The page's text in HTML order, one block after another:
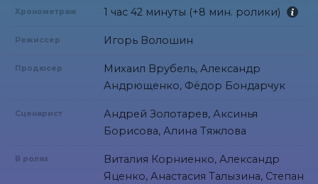
Хронометраж 1 час 42 минуты (+8 мин. ролики)
Режиссер Игорь Волошин
Продюсер
Михаил Врубель, Александр
Андрющенко, Фёдор Бондарчук
Сценарист
Андрей Золотарев, Аксинья
Борисова, Алина Тяжлова
В ролях
Виталия Корниенко, Александр
Яценко, Анастасия Талызина, Степан